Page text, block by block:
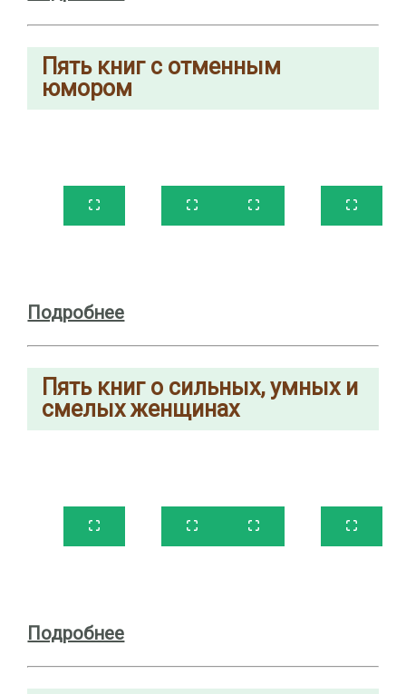
Пять книг с отменным
юмором
Подробнее
Пять книг о сильных, умных и
смелых женщинах
Подробнее